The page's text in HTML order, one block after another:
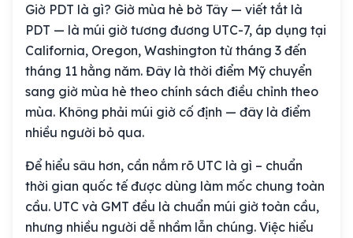
Giờ PDT là gì? Giờ mùa hè bờ Tây — viết tắt là
PDT — là múi giờ tương đương UTC-7, áp dụng tại
California, Oregon, Washington từ tháng 3 đến
tháng 11 hằng năm. Đây là thời điểm Mỹ chuyển
sang giờ mùa hè theo chính sách điều chỉnh theo
mùa. Không phải múi giờ cố định — đây là điểm
nhiều người bỏ qua.
Để hiểu sâu hơn, cần nắm rõ UTC là gì – chuẩn
thời gian quốc tế được dùng làm mốc chung toàn
cầu. UTC và GMT đều là chuẩn múi giờ toàn cầu,
nhưng nhiều người dễ nhầm lẫn chúng. Việc hiểu